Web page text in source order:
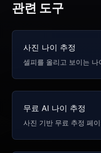
관련 도구
사진 나이 추정
셀피를 올리고 보이는 나
무료 AI 나이 추정
사진 기반 무료 추정 페